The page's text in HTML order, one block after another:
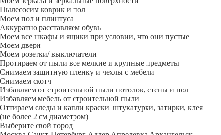
Пылесосим коврик и пол
Моем пол и плинтуса
Аккуратно расставляем обувь
Моем все шкафы и ящики при условии, что они пустые
Моем двери
Моем розетки/ выключатели
Протираем от пыли все мелкие и крупные предметы
Снимаем защитную пленку и чехлы с мебели
Снимаем скотч
Избавляем от строительной пыли потолок, стены и пол
Избавляем мебель от строительной пыли
Оттираем следы и капли краски, штукатурки, затирки, клея
(не более 2 см диаметром)
Выберите свой город